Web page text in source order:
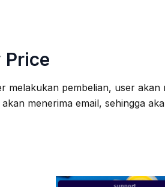
Price
pembelian, user
menerima email, sehingga